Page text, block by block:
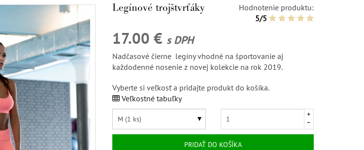
Legínové trojštvrťáky
Hodnotenie produktu:
5/5
17.00 € s DPH
Nadčasové čierne legíny vhodné na športovanie aj
každodenné nosenie z novej kolekcie na rok 2019.
Vyberte si veľkosť a pridajte produkt do košíka.
Veľkostné tabuľky
PRIDAŤ DO KOŠÍKA